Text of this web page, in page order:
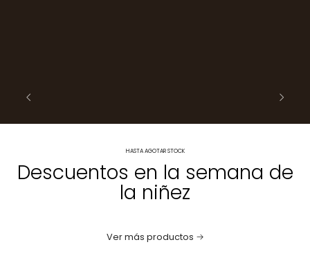
HASTA AGOTAR STOCK
Descuentos en la semana de
la niñez
Ver más productos